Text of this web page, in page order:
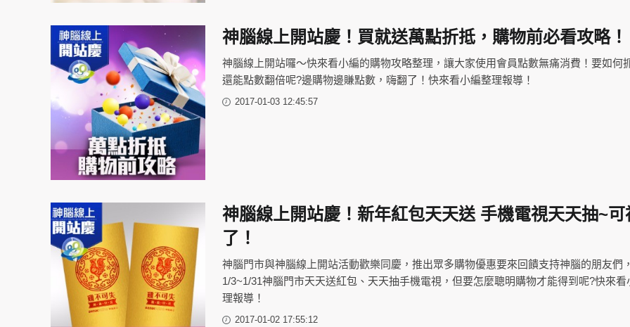
神腦線上開站慶！買就送萬點折抵，購物前必看攻略！
神腦線上開站囉～快來看小編的購物攻略整理，讓大家使用會員點數無痛消費！要如何
還能點數翻倍呢?邊購物邊賺點數，嗨翻了！快來看小編整理報導！
2017-01-03 12:45:57
神腦線上開站慶！新年紅包天天送 手機電視天天抽~可
了！
神腦門市與神腦線上開站活動歡樂同慶，推出眾多購物優惠要來回饋支持神腦的朋友們，
1/3~1/31神腦門市天天送紅包、天天抽手機電視，但要怎麼聰明購物才能得到呢?快來看
理報導！
2017-01-02 17:55:12